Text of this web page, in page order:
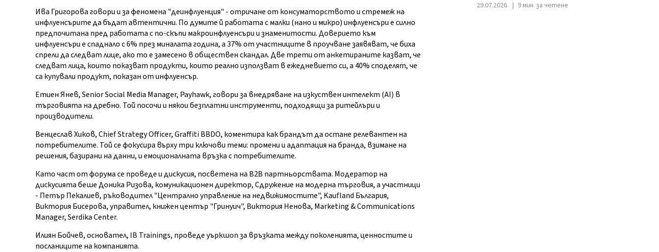
Ива Григорова говори и за феномена "деинфлуенция" - отричане от консуматорството и стремеж на
инфлуенсърите да бъдат автентични. По думите й работата с малки (нано и микро) инфлуенсъри е силно
предпочитана пред работата с по-скъпи макроинфлуенсъри и знаменитости. Доверието към
инфлуенсъри е спаднало с 6% през миналата година, а 37% от участниците в проучване заявяват, че биха
спрели да следват лице, ако то е замесено в обществен скандал. Две трети от анкетираните казват, че
следват лица, които показват продукти, които реално използват в ежедневието си, а 40% споделят, че
са купували продукт, показан от инфлуенсър.
Eтиен Янев, Senior Social Media Manager, Payhawk, говори за внедряване на изкуствен интелект (AI) в
търговията на дребно. Той посочи и някои безплатни инструменти, подходящи за ритейлъри и
производители.
Венцеслав Хиков, Chief Strategy Officer, Graffiti BBDO, коментира как брандът да остане релевантен на
потребителите. Той се фокусира върху три ключови теми: промени и адаптация на бранда, взимане на
решения, базирани на данни, и емоционалната връзка с потребителите.
Като част от форума се проведе и дискусия, посветена на B2B партньорствата. Модератор на
дискусията беше Доника Ризова, комуникационен директор, Сдружение на модерна търговия, а участници
- Петър Пекалиев, ръководител "Централно управление на недвижимостите", Kaufland България,
Виктория Бисерова, управител, книжен център "Гринуич", Виктория Ненова, Marketing & Communications
Manager, Serdika Center.
Илиян Бойчев, основател, IB Trainings, проведе уъркшоп за връзката между поколенията, ценностите и
посланиците на компанията.
29.07.2026 9 мин. за четене